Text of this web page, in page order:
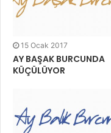
15 Ocak 2017
AY BAŞAK BURCUNDA
KÜÇÜLÜYOR